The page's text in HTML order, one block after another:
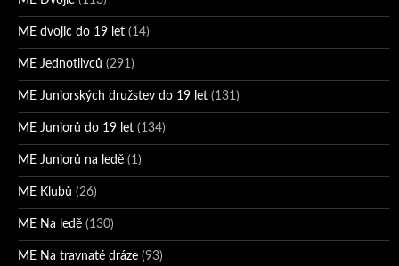
ME dvojic do 19 let (14)
ME Jednotlivců (291)
ME Juniorských družstev do 19 let (131)
ME Juniorů do 19 let (134)
ME Juniorů na ledě (1)
ME Klubů (26)
ME Na ledě (130)
ME Na travnaté dráze (93)